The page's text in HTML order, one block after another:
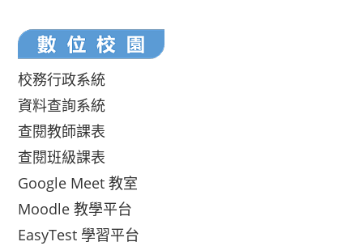
校務行政系統
資料查詢系統
查閱教師課表
查閱班級課表
Google Meet 教室
Moodle 教學平台
EasyTest 學習平台